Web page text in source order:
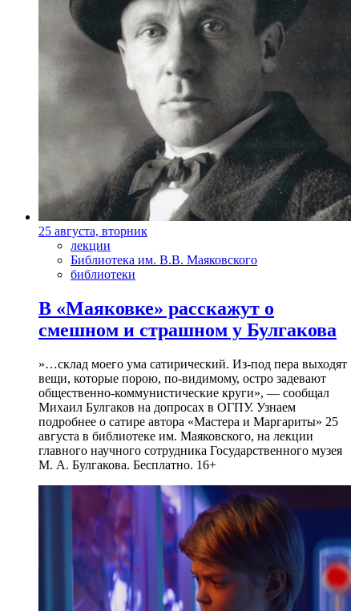
25 августа, вторник
лекции
Библиотека им. В.В. Маяковского
библиотеки
В «Маяковке» расскажут о
смешном и страшном у Булгакова
»…склад моего ума сатирический. Из-под пера выходят
вещи, которые порою, по-видимому, остро задевают
общественно-коммунистические круги», — сообщал
Михаил Булгаков на допросах в ОГПУ. Узнаем
подробнее о сатире автора «Мастера и Маргариты» 25
августа в библиотеке им. Маяковского, на лекции
главного научного сотрудника Государственного музея
М. А. Булгакова. Бесплатно. 16+